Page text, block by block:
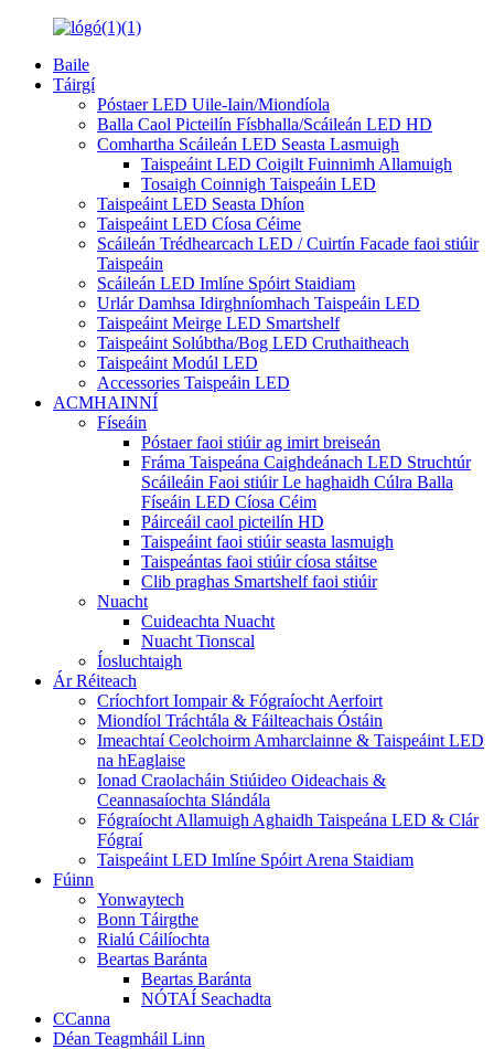
Baile
Táirgí
Póstaer LED Uile-Iain/Miondíola
Balla Caol Picteilín Físbhalla/Scáileán LED HD
Comhartha Scáileán LED Seasta Lasmuigh
Taispeáint LED Coigilt Fuinnimh Allamuigh
Tosaigh Coinnigh Taispeáin LED
Taispeáint LED Seasta Dhíon
Taispeáint LED Cíosa Céime
Scáileán Trédhearcach LED / Cuirtín Facade faoi stiúir
Taispeáin
Scáileán LED Imlíne Spóirt Staidiam
Urlár Damhsa Idirghníomhach Taispeáin LED
Taispeáint Meirge LED Smartshelf
Taispeáint Solúbtha/Bog LED Cruthaitheach
Taispeáint Modúl LED
Accessories Taispeáin LED
ACMHAINNÍ
Físeáin
Póstaer faoi stiúir ag imirt breiseán
Fráma Taispeána Caighdeánach LED Struchtúr
Scáileáin Faoi stiúir Le haghaidh Cúlra Balla
Físeáin LED Cíosa Céim
Páirceáil caol picteilín HD
Taispeáint faoi stiúir seasta lasmuigh
Taispeántas faoi stiúir cíosa stáitse
Clib praghas Smartshelf faoi stiúir
Nuacht
Cuideachta Nuacht
Nuacht Tionscal
Íosluchtaigh
Ár Réiteach
Críochfort Iompair & Fógraíocht Aerfoirt
Miondíol Tráchtála & Fáilteachais Óstáin
Imeachtaí Ceolchoirm Amharclainne & Taispeáint LED
na hEaglaise
Ionad Craolacháin Stiúideo Oideachais &
Ceannasaíochta Slándála
Fógraíocht Allamuigh Aghaidh Taispeána LED & Clár
Fógraí
Taispeáint LED Imlíne Spóirt Arena Staidiam
Fúinn
Yonwaytech
Bonn Táirgthe
Rialú Cáilíochta
Beartas Baránta
Beartas Baránta
NÓTAÍ Seachadta
CCanna
Déan Teagmháil Linn